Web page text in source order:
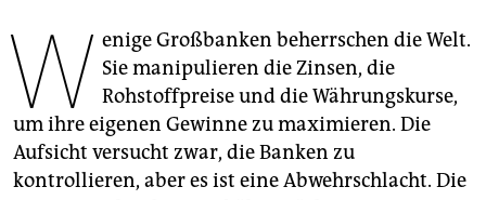
abo
genossenschaft
epaper login
W enige Großbanken beherrschen die Welt.
Sie manipulieren die Zinsen, die
Rohstoffpreise und die Währungskurse,
um ihre eigenen Gewinne zu maximieren. Die
Aufsicht versucht zwar, die Banken zu
kontrollieren, aber es ist eine Abwehrschlacht. Die